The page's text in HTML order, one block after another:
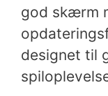
god skærm
designet til